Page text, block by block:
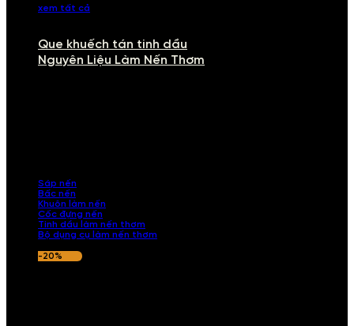
xem tất cả
Que khuếch tán tinh dầu
Nguyên Liệu Làm Nến Thơm
Sáp nến
Bấc nến
Khuôn làm nến
Cốc đựng nến
Tinh dầu làm nến thơm
Bộ dụng cụ làm nến thơm
-20%